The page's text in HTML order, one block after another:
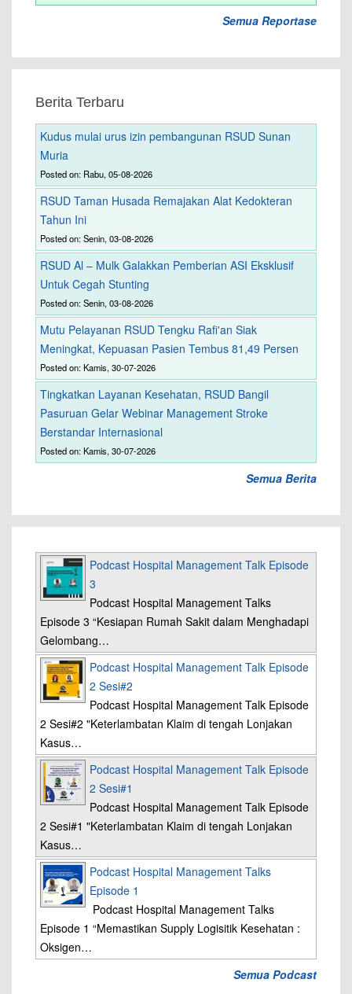
Semua Reportase
Berita Terbaru
Kudus mulai urus izin pembangunan RSUD Sunan
Muria
Posted on: Rabu, 05-08-2026
RSUD Taman Husada Remajakan Alat Kedokteran
Tahun Ini
Posted on: Senin, 03-08-2026
RSUD Al – Mulk Galakkan Pemberian ASI Eksklusif
Untuk Cegah Stunting
Posted on: Senin, 03-08-2026
Mutu Pelayanan RSUD Tengku Rafi'an Siak
Meningkat, Kepuasan Pasien Tembus 81,49 Persen
Posted on: Kamis, 30-07-2026
Tingkatkan Layanan Kesehatan, RSUD Bangil
Pasuruan Gelar Webinar Management Stroke
Berstandar Internasional
Posted on: Kamis, 30-07-2026
Semua Berita
Podcast Hospital Management Talk Episode
3
Podcast Hospital Management Talks
Episode 3 “Kesiapan Rumah Sakit dalam Menghadapi
Gelombang…
Podcast Hospital Management Talk Episode
2 Sesi#2
Podcast Hospital Management Talk Episode
2 Sesi#2 "Keterlambatan Klaim di tengah Lonjakan
Kasus…
Podcast Hospital Management Talk Episode
2 Sesi#1
Podcast Hospital Management Talk Episode
2 Sesi#1 "Keterlambatan Klaim di tengah Lonjakan
Kasus…
Podcast Hospital Management Talks
Episode 1
Podcast Hospital Management Talks
Episode 1 “Memastikan Supply Logisitik Kesehatan :
Oksigen…
Semua Podcast